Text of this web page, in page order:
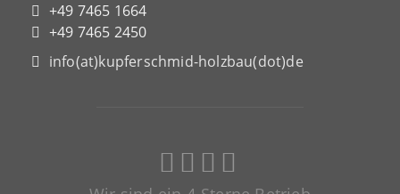
+49 7465 1664
+49 7465 2450
info(at)kupferschmid-holzbau(dot)de